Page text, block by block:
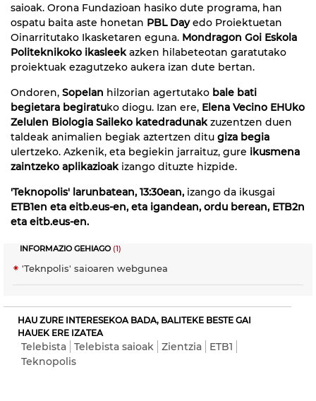
saioak. Orona Fundazioan hasiko dute programa, han
ospatu baita aste honetan PBL Dayedo Proiektuetan
Oinarritutako Ikasketaren eguna. Mondragon Goi Eskola
Politeknikoko ikasleekazken hilabeteotan garatutako
proiektuak ezagutzeko aukera izan dute bertan.
Ondoren, Sopelan hilzorian agertutako bale bati
begietara begiratuko diogu. Izan ere, Elena Vecino EHUko
Zelulen Biologia Saileko katedradunakzuzentzen duen
taldeak animalien begiak aztertzen ditu giza begia
ulertzeko. Azkenik, eta begiekin jarraituz, gure ikusmena
zaintzeko aplikazioakizango dituzte hizpide.
'Teknopolis' larunbatean, 13:30ean, izango da ikusgai
ETB1en eta eitb.eus-en, eta igandean, ordu berean, ETB2n
eta eitb.eus-en.
INFORMAZIO GEHIAGO(1)
'Teknpolis' saioaren webgunea
HAU ZURE INTERESEKOA BADA, BALITEKE BESTE GAI
HAUEK ERE IZATEA
Telebista Telebista saioak Zientzia
ETB1
Teknopolis